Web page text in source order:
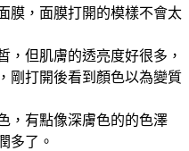
膜，面膜打開的模樣不會太
，但肌膚的透亮度好很多，
剛打開後看到顏色以為變質
，有點像深膚色的的色澤
多了。